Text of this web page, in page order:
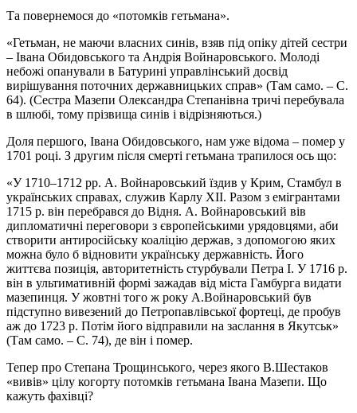
Та повернемося до «потомків гетьмана».
«Гетьман, не маючи власних синів, взяв під опіку дітей сестри
– Івана Обидовського та Андрія Войнаровського. Молоді
небожі опанували в Батурині управлінський досвід
вирішування поточних державницьких справ» (Там само. – С.
64). (Сестра Мазепи Олександра Степанівна тричі перебувала
в шлюбі, тому прізвища синів і відрізняються.)
Доля першого, Івана Обидовського, нам уже відома – помер у
1701 році. З другим після смерті гетьмана трапилося ось що:
«У 1710–1712 рр. А. Войнаровський їздив у Крим, Стамбул в
українських справах, служив Карлу XII. Разом з емігрантами
1715 р. він перебрався до Відня. А. Войнаровський вів
дипломатичні переговори з європейськими урядовцями, аби
створити антиросійську коаліцію держав, з допомогою яких
можна було б відновити українську державність. Його
життєва позиція, авторитетність стурбували Петра І. У 1716 р.
він в ультимативній формі зажадав від міста Гамбурга видати
мазепинця. У жовтні того ж року А.Войнаровський був
підступно вивезений до Петропавлівської фортеці, де пробув
аж до 1723 р. Потім його відправили на заслання в Якутськ»
(Там само. – С. 74), де він і помер.
Тепер про Степана Трощинського, через якого В.Шестаков
«вивів» цілу когорту потомків гетьмана Івана Мазепи. Що
кажуть фахівці?